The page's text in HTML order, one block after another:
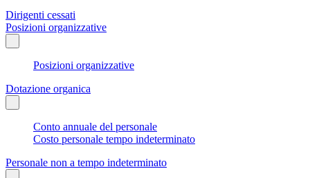
Dirigenti cessati
Posizioni organizzative
Posizioni organizzative
Dotazione organica
Conto annuale del personale
Costo personale tempo indeterminato
Personale non a tempo indeterminato